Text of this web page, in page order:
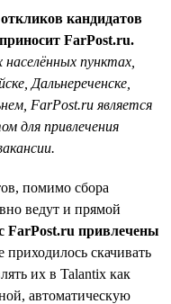
кандидатов
FarPost.ru.
пунктах,
Дальнереченске,
FarPost.ru является
для привлечения
помимо сбора
ведут и прямой
FarPost.ru привлечены
приходилось скачивать
их в Talantix как
автоматическую